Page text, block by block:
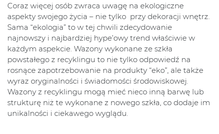
Coraz więcej osób zwraca uwagę na ekologiczne
aspekty swojego życia – nie tylko przy dekoracji wnętrz.
Sama “ekologia” to w tej chwili zdecydowanie
najnowszy i najbardziej hype’owy trend właściwie w
każdym aspekcie. Wazony wykonane ze szkła
powstałego z recyklingu to nie tylko odpowiedź na
rosnące zapotrzebowanie na produkty “eko”, ale także
wyraz oryginalności i świadomości środowiskowej.
Wazony z recyklingu mogą mieć nieco inną barwę lub
strukturę niż te wykonane z nowego szkła, co dodaje im
unikalności i ciekawego wyglądu.